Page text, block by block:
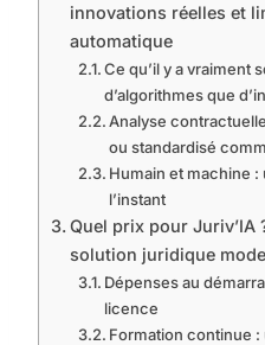
innovations réelles et
automatique
Ce qu’il y a vraiment
d’algorithmes que
Analyse
ou standardisé
Humain et machine
l’instant
Quel prix pour Juriv’IA
solution juridique
Dépenses au
licence
Formation continue